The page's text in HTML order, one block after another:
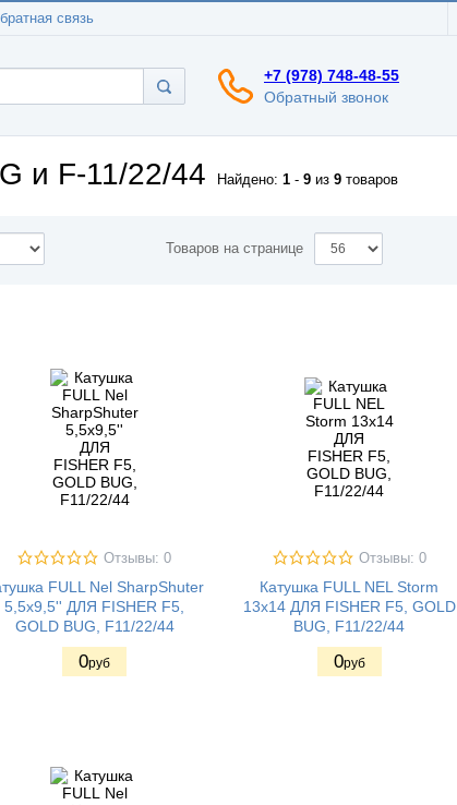
связь
+7 (978) 748-48-55
Обратный звонок
и F-11/22/44 Найдено: 1 - 9 из 9 товаров
Товаров на странице
Отзывы: 0
FULL Nel SharpShuter
5,5x9,5'' ДЛЯ FISHER F5,
GOLD BUG, F11/22/44
0руб
Отзывы: 0
Катушка FULL NEL Storm
13x14 ДЛЯ FISHER F5, GOLD
BUG, F11/22/44
0руб